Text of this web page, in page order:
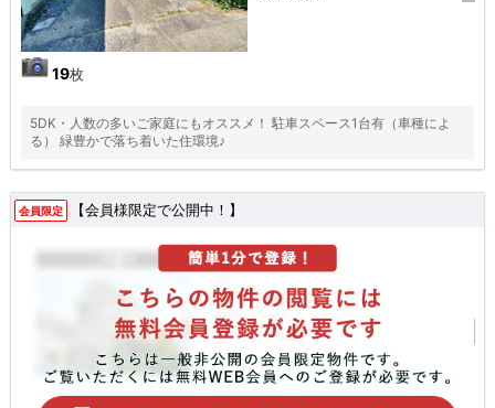
19枚
5DK・人数の多いご家庭にもオススメ！ 駐車スペース1台有（車種によ
る） 緑豊かで落ち着いた住環境♪
会員限定 【会員様限定で公開中！】